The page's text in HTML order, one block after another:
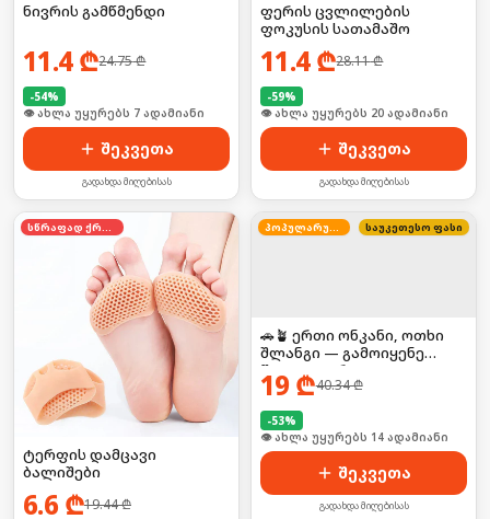
ნივრის გამწმენდი
11.4₾24.75₾
-54%
🛒 ბოლო 24სთ-ში იყიდა 8-მა
შეკვეთა
გადახდა მიღებისას
ფერის ცვლილების
ფოკუსის სათამაშო
11.4₾28.11₾
-59%
🛒 ბოლო 24სთ-ში იყიდა 32-მა
შეკვეთა
გადახდა მიღებისას
ტერფის დამცავი
ბალიშები
6.6 ₾19.44₾
საუკეთესო ფასი
🚗🪴 ერთი ონკანი, ოთხი
შლანგი — გამოიყენე
წყალი უფრო
კომფორტულად!
19 ₾40.34₾
-53%
🛒 ბოლო 24სთ-ში იყიდა 19-მა
შეკვეთა
გადახდა მიღებისას